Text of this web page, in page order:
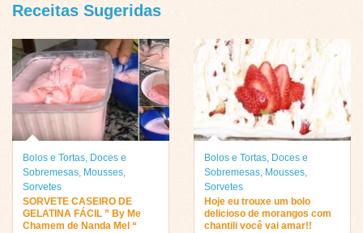
Receitas Sugeridas
Bolos e Tortas, Doces e
Sobremesas, Mousses,
Sorvetes
SORVETE CASEIRO DE
GELATINA FÁCIL ” By Me
Chamem de Nanda Mel “
Bolos e Tortas, Doces e
Sobremesas, Mousses,
Sorvetes
Hoje eu trouxe um bolo
delicioso de morangos com
chantili você vai amar!!